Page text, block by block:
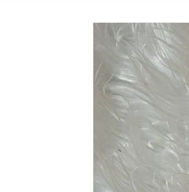
Ga direct naar
productinformatie